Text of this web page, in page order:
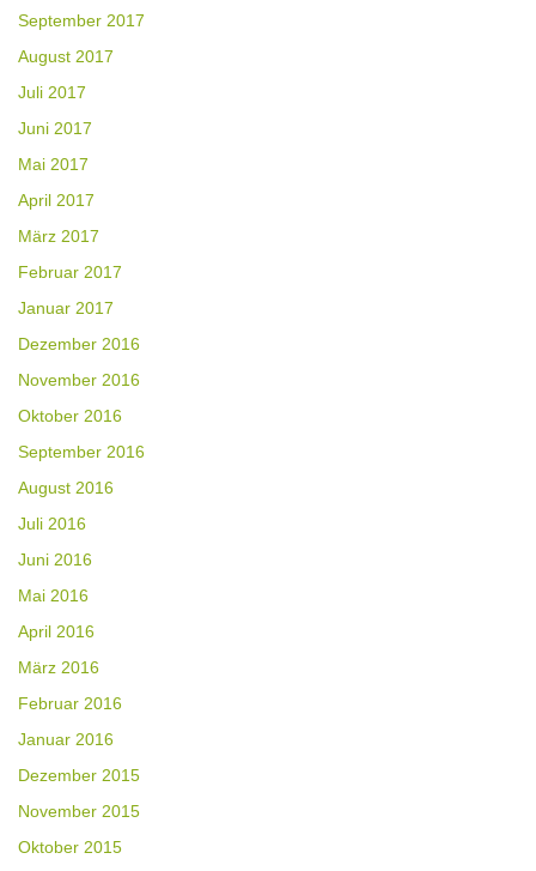
September 2017
August 2017
Juli 2017
Juni 2017
Mai 2017
April 2017
März 2017
Februar 2017
Januar 2017
Dezember 2016
November 2016
Oktober 2016
September 2016
August 2016
Juli 2016
Juni 2016
Mai 2016
April 2016
März 2016
Februar 2016
Januar 2016
Dezember 2015
November 2015
Oktober 2015